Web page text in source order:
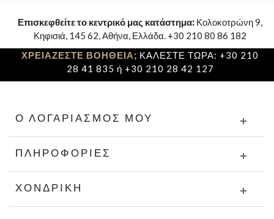
Επισκεφθείτε το κεντρικό μας κατάστημα: Κολοκοτρώνη 9,
Κηφισιά, 145 62, Αθήνα, Ελλάδα. +30 210 80 86 182
ΧΡΕΙΑΖΕΣΤΕ ΒΟΗΘΕΙΑ; ΚΑΛΕΣΤΕ ΤΩΡΑ: +30 210
28 41 835 ή +30 210 28 42 127
Ο ΛΟΓΑΡΙΑΣΜΌΣ ΜΟΥ
ΠΛΗΡΟΦΟΡΊΕΣ
ΧΟΝΔΡΙΚΉ